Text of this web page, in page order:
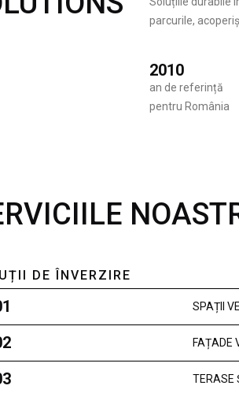
parcurile,
2010
an de referință
pentru România
DE ÎNVERZIRE
SPAȚII
FAȚADE
TERASE